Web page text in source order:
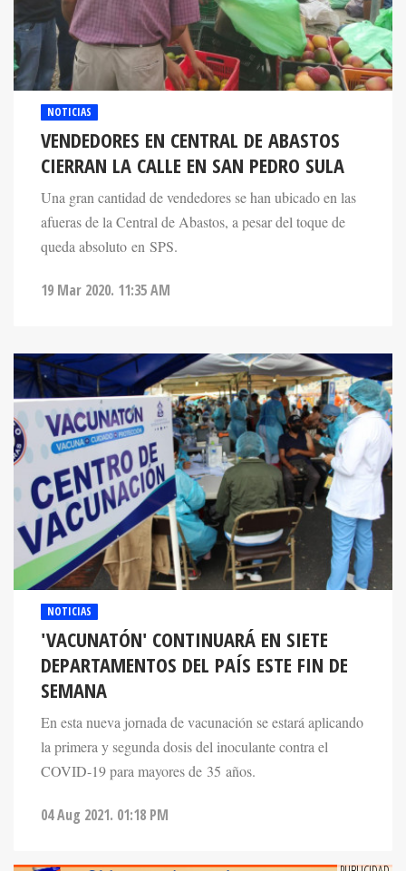
NOTICIAS
VENDEDORES EN CENTRAL DE ABASTOS
CIERRAN LA CALLE EN SAN PEDRO SULA
Una gran cantidad de vendedores se han ubicado en las
afueras de la Central de Abastos, a pesar del toque de
queda absoluto en SPS.
19 Mar 2020. 11:35 AM
NOTICIAS
'VACUNATÓN' CONTINUARÁ EN SIETE
DEPARTAMENTOS DEL PAÍS ESTE FIN DE
SEMANA
En esta nueva jornada de vacunación se estará aplicando
la primera y segunda dosis del inoculante contra el
COVID-19 para mayores de 35 años.
04 Aug 2021. 01:18 PM